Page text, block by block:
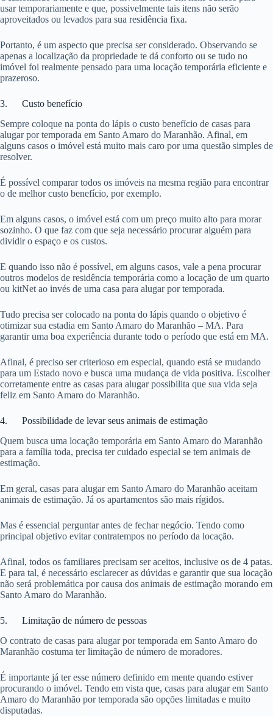
usar temporariamente e que, possivelmente tais itens não serão
aproveitados ou levados para sua residência fixa.
Portanto, é um aspecto que precisa ser considerado. Observando se
apenas a localização da propriedade te dá conforto ou se tudo no
imóvel foi realmente pensado para uma locação temporária eficiente e
prazeroso.
3. Custo benefício
Sempre coloque na ponta do lápis o custo benefício de casas para
alugar por temporada em Santo Amaro do Maranhão. Afinal, em
alguns casos o imóvel está muito mais caro por uma questão simples de
resolver.
É possível comparar todos os imóveis na mesma região para encontrar
o de melhor custo benefício, por exemplo.
Em alguns casos, o imóvel está com um preço muito alto para morar
sozinho. O que faz com que seja necessário procurar alguém para
dividir o espaço e os custos.
E quando isso não é possível, em alguns casos, vale a pena procurar
outros modelos de residência temporária como a locação de um quarto
ou kitNet ao invés de uma casa para alugar por temporada.
Tudo precisa ser colocado na ponta do lápis quando o objetivo é
otimizar sua estadia em Santo Amaro do Maranhão – MA. Para
garantir uma boa experiência durante todo o período que está em MA.
Afinal, é preciso ser criterioso em especial, quando está se mudando
para um Estado novo e busca uma mudança de vida positiva. Escolher
corretamente entre as casas para alugar possibilita que sua vida seja
feliz em Santo Amaro do Maranhão.
4. Possibilidade de levar seus animais de estimação
Quem busca uma locação temporária em Santo Amaro do Maranhão
para a família toda, precisa ter cuidado especial se tem animais de
estimação.
Em geral, casas para alugar em Santo Amaro do Maranhão aceitam
animais de estimação. Já os apartamentos são mais rígidos.
Mas é essencial perguntar antes de fechar negócio. Tendo como
principal objetivo evitar contratempos no período da locação.
Afinal, todos os familiares precisam ser aceitos, inclusive os de 4 patas.
E para tal, é necessário esclarecer as dúvidas e garantir que sua locação
não será problemática por causa dos animais de estimação morando em
Santo Amaro do Maranhão.
5. Limitação de número de pessoas
O contrato de casas para alugar por temporada em Santo Amaro do
Maranhão costuma ter limitação de número de moradores.
É importante já ter esse número definido em mente quando estiver
procurando o imóvel. Tendo em vista que, casas para alugar em Santo
Amaro do Maranhão por temporada são opções limitadas e muito
disputadas.